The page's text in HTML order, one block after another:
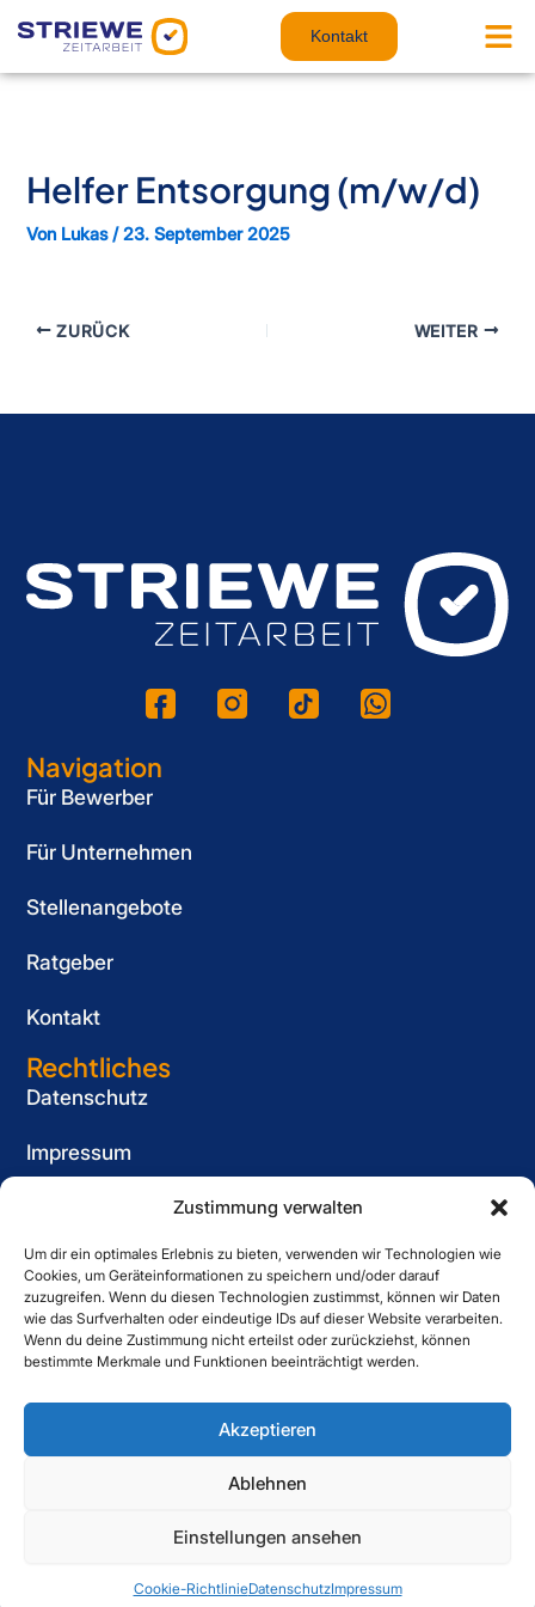
Zustimmung verwalten
Um dir ein optimales Erlebnis zu bieten, verwenden wir Technologien wie
Cookies, um Geräteinformationen zu speichern und/oder darauf
zuzugreifen. Wenn du diesen Technologien zustimmst, können wir Daten
wie das Surfverhalten oder eindeutige IDs auf dieser Website verarbeiten.
Wenn du deine Zustimmung nicht erteilst oder zurückziehst, können
bestimmte Merkmale und Funktionen beeinträchtigt werden.
Akzeptieren
Ablehnen
Einstellungen ansehen
Cookie-RichtlinieDatenschutzImpressum
Inhalt
Kontakt
Helfer Entsorgung (m/w/d)
Von Lukas/23. September 2025
ZURÜCK WEITER
Navigation
Für Bewerber
Für Unternehmen
Stellenangebote
Ratgeber
Kontakt
Rechtliches
Datenschutz
Impressum
Cookie-Richtlinie (EU)
Informationspflicht
für Bewerber
Kontakt
Striewe Zeitarbeit GmbH
05021 6080060